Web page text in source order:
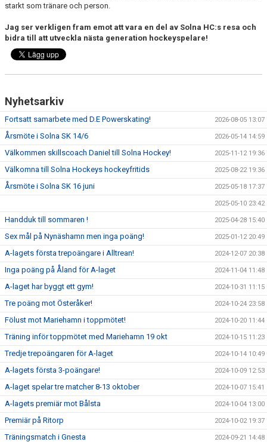
starkt som tränare och person.
Jag ser verkligen fram emot att vara en del av Solna HC:s resa och
bidra till att utveckla nästa generation hockeyspelare!
Nyhetsarkiv
Fortsatt samarbete med D.E Powerskating! 2026-08-05 13:07
Årsmöte i Solna SK 14/6 2026-05-14 14:59
Välkommen skillscoach Daniel till Solna Hockey! 2025-11-12 19:36
Välkomna till Solna Hockeys hockeyfritids 2025-08-22 19:36
Årsmöte i Solna SK 16 juni 2025-05-18 17:37
2025-05-10 23:42
Handduk till sommaren ! 2025-04-28 15:40
Sex mål på Nynäshamn men inga poäng! 2025-01-12 20:49
A-lagets första trepoängare i Alltrean! 2024-12-07 20:38
Inga poäng på Åland för A-laget 2024-11-04 11:48
A-laget har byggt ett gym! 2024-10-31 11:15
Tre poäng mot Österåker! 2024-10-24 23:58
Fölust mot Mariehamn i toppmötet! 2024-10-20 11:44
Träning inför toppmötet med Mariehamn 19 okt 2024-10-15 11:23
Tredje trepoängaren för A-laget 2024-10-14 10:49
A-lagets första 3-poängare! 2024-10-09 12:53
A-laget spelar tre matcher 8-13 oktober 2024-10-07 15:41
A-lagets premiär mot Bålsta 2024-10-04 13:00
Premiär på Ritorp 2024-10-02 19:37
Träningsmatch i Gnesta 2024-09-21 14:48